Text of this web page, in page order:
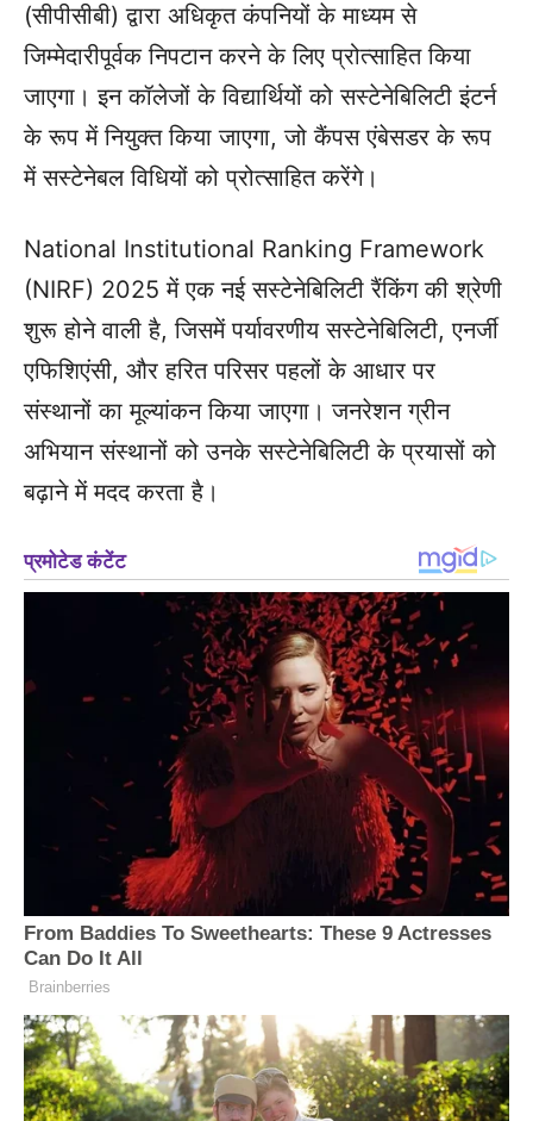
(सीपीसीबी) द्वारा अधिकृत कंपनियों के माध्यम से
जिम्मेदारीपूर्वक निपटान करने के लिए प्रोत्साहित किया
जाएगा। इन कॉलेजों के विद्यार्थियों को सस्टेनेबिलिटी इंटर्न
के रूप में नियुक्त किया जाएगा, जो कैंपस एंबेसडर के रूप
में सस्टेनेबल विधियों को प्रोत्साहित करेंगे।
National Institutional Ranking Framework
(NIRF) 2025 में एक नई सस्टेनेबिलिटी रैंकिंग की श्रेणी
शुरू होने वाली है, जिसमें पर्यावरणीय सस्टेनेबिलिटी, एनर्जी
एफिशिएंसी, और हरित परिसर पहलों के आधार पर
संस्थानों का मूल्यांकन किया जाएगा। जनरेशन ग्रीन
अभियान संस्थानों को उनके सस्टेनेबिलिटी के प्रयासों को
बढ़ाने में मदद करता है।